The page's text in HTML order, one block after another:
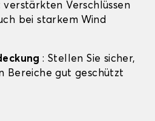
Verschlüssen
bei starkem Wind
: Stellen Sie sicher,
Bereiche gut geschützt